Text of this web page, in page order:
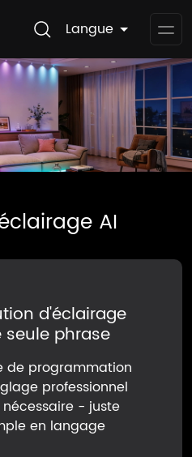
Langue
AI
d'éclairage
phrase
de programmation
professionnel
- juste
en langage